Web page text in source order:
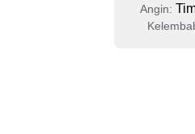
Angin: